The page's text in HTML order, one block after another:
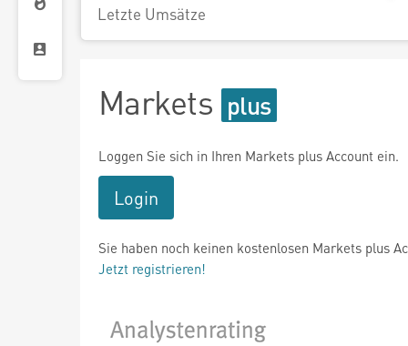
Letzte Umsätze
Markets
Loggen Sie sich in Ihren Markets plus Account ein.
Login
Sie haben noch keinen kostenlosen Markets plus
Jetzt registrieren!